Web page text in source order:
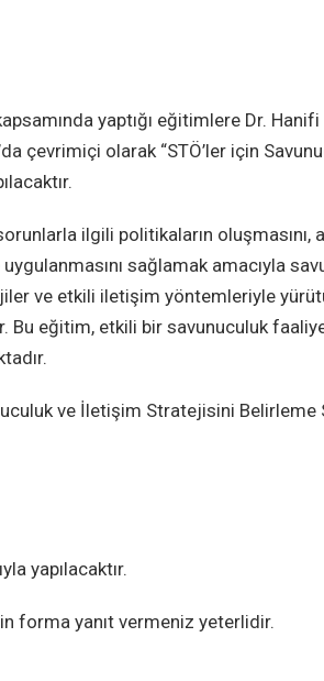
kapsamında yaptığı eğitimlere Dr.
çevrimiçi olarak “STÖ’ler için
ilgili politikaların oluşmasını,
sağlamak amacıyla
ve etkili iletişim yöntemleriyle
Bu eğitim, etkili bir savunuculuk
ve İletişim Stratejisini Belirleme
yapılacaktır.
forma yanıt vermeniz yeterlidir.